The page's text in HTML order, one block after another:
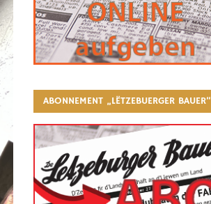
ABONNEMENT „LËTZEBUERGER BAUER“